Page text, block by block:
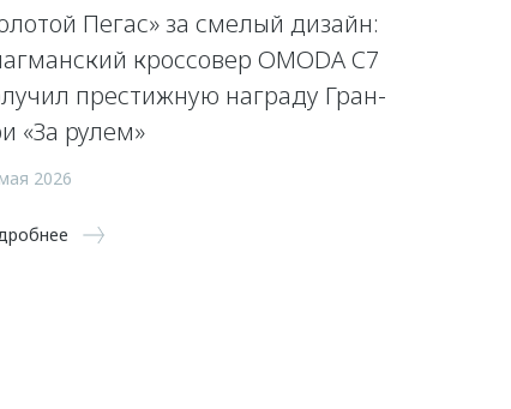
Пегас» за смелый дизайн:
кроссовер OMODA C7
престижную награду Гран-
«За рулем»
2026